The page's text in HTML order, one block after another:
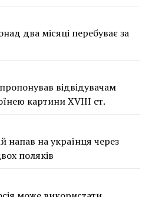
два місяці перебуває за
відвідувачам
картини XVIII ст.
напав на українця через
поляків